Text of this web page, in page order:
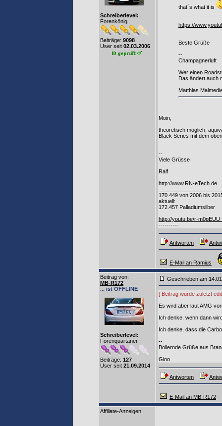
Schreiberlevel:
Forenkönig
Beiträge: 9098
User seit 02.03.2006
that´s what it is
https://
Beste Grüße
--
Champagnerluft
Wer einen
Das ändert auch
Matthias
Moin,
theoretisch möglich,
Black Series mit dem
--
Viele Grüsse
Ralf
http://www.RN-eTech.de
170.449 von 2006 bis
aktuell:
172.457 Palladiumsilber
http://youtu.be/r-
----------
Antworten
E-Mail an Ramius
Beitrag von:
MB-R172
... ist OFFLINE
Schreiberlevel:
Forenquartaner
Beiträge: 127
User seit 21.09.2014
Geschrieben am
[ Beitrag wurde zuletzt
Es wird aber laut AMG
Ich denke, wenn dann
Ich denke, dass die
--
Bollernde Grüße aus
Gino
Antworten
E-Mail an MB-R172
Affiliate-Anzeigen: